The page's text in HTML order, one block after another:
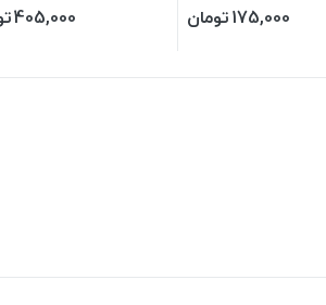
175,000تومان 405,000